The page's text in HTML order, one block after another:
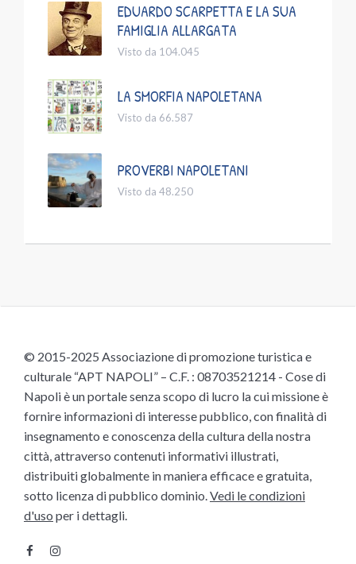
EDUARDO SCARPETTA E LA SUA
FAMIGLIA ALLARGATA
Visto da 104.045
LA SMORFIA NAPOLETANA
Visto da 66.587
PROVERBI NAPOLETANI
Visto da 48.250
© 2015-2025 Associazione di promozione turistica e
culturale “APT NAPOLI” – C.F. : 08703521214 - Cose di
Napoli è un portale senza scopo di lucro la cui missione è
fornire informazioni di interesse pubblico, con finalità di
insegnamento e conoscenza della cultura della nostra
città, attraverso contenuti informativi illustrati,
distribuiti globalmente in maniera efficace e gratuita,
sotto licenza di pubblico dominio.Vedi le condizioni
d'uso per i dettagli.